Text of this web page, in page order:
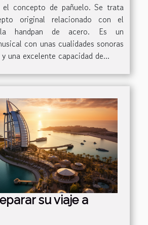
el concepto de pañuelo. Se trata
original relacionado con el
handpan de acero. Es un
con unas cualidades sonoras
una excelente capacidad de...
su viaje a